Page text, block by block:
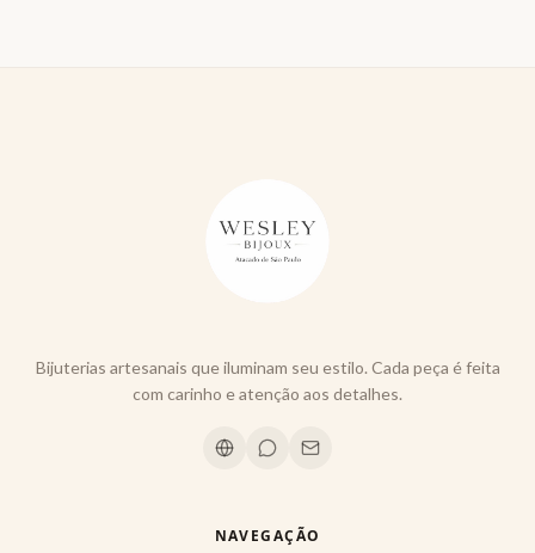
Bijuterias artesanais que iluminam seu estilo. Cada peça é feita
com carinho e atenção aos detalhes.
NAVEGAÇÃO